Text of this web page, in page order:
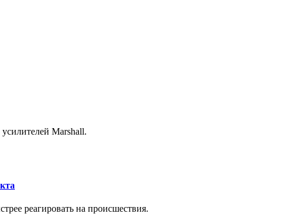
Marshall.
реагировать на происшествия.